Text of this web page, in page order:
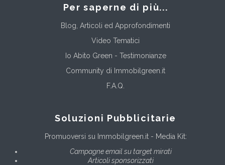
Per saperne di più...
Blog, Articoli ed Approfondimenti
Video Tematici
Io Abito Green - Testimonianze
Community di Immobilgreen.it
F.A.Q.
Soluzioni Pubblicitarie
Promuoversi su Immobilgreen.it - Media Kit:
Campagne email su target mirati
Articoli sponsorizzati